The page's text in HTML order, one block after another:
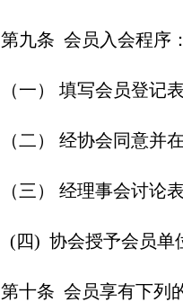
第九条 会员入会程序
（一） 填写会员登记
（二） 经协会同意并
（三） 经理事会讨论
(四) 协会授予会员单
第十条 会员享有下列